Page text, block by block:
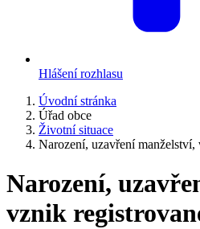
Hlášení rozhlasu
Úvodní stránka
Úřad obce
Životní situace
Narození, uzavření manželství,
Narození,
vznik